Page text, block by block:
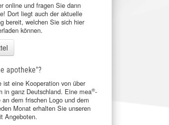
online und fragen Sie dann
Dort liegt auch der aktuelle
bereit, welchen Sie sich hier
können.
apotheke"?
ist eine Kooperation von über
in ganz Deutschland. Eine mea®-
dem frischen Logo und dem
Monat erhalten Sie unseren
Angeboten.